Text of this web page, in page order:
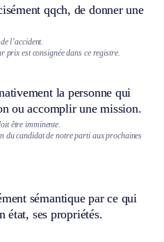
qqch, de donner une
l’accident.
prix est consignée dans ce registre.
la personne qui
ou accomplir une mission.
être imminente.
du candidat de notre parti aux prochaines
sémantique par ce qui
état, ses propriétés.